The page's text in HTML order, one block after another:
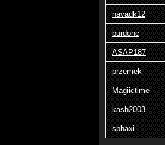
navadk12
burdonc
ASAP187
przemek
Magiictime
kash2003
sphaxi